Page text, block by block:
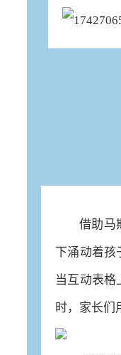
借助马
下涌动着孩
当互动表格
时，家长们